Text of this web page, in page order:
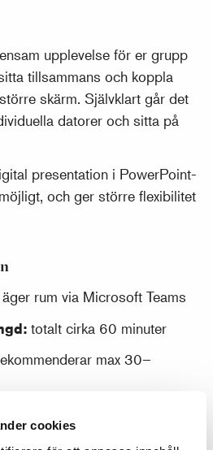
cookies
upplevelse för er grupp
tillsammans och koppla
skärm. Självklart går det
datorer och sitta på
presentation i PowerPoint-
och ger större flexibilitet
rum via Microsoft Teams
totalt cirka 60 minuter
max 30–